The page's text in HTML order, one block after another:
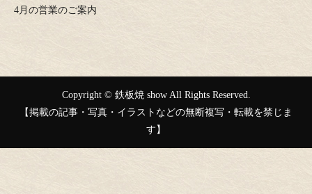
4月の営業のご案内
Copyright © 鉄板焼 show All Rights Reserved.
【掲載の記事・写真・イラストなどの無断複写・転載を禁じま
す】